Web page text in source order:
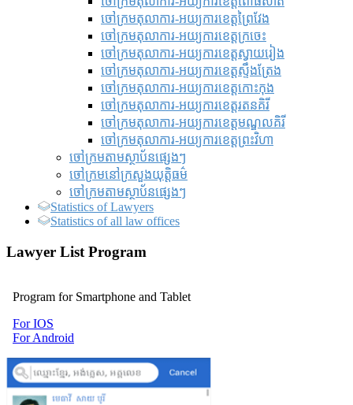
ចៅក្រមតុលាការ-អយ្យការខេត្តព្រៃវែង
ចៅក្រមតុលាការ-អយ្យការខេត្តក្រចេះ
ចៅក្រមតុលាការ-អយ្យការខេត្តស្វាយរៀង
ចៅក្រមតុលាការ-អយ្យការខេត្តស្ទឹងត្រែង
ចៅក្រមតុលាការ-អយ្យការខេត្តកោះកុង
ចៅក្រមតុលាការ-អយ្យការខេត្តរតនគិរី
ចៅក្រមតុលាការ-អយ្យការខេត្តមណ្ឌលគិរី
ចៅក្រមតុលាការ-អយ្យការខេត្តព្រះវិហា
ចៅក្រមតាមស្ថាប័នផ្សេងៗ
ចៅក្រមនៅក្រសួងយុត្តិធម៌
ចៅក្រមតាមស្ថាប័នផ្សេងៗ
Statistics of Lawyers
Statistics of all law offices
Lawyer List Program
Program for Smartphone and Tablet
For IOS
For Android